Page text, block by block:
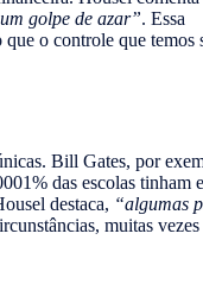
golpe de azar”. Essa
o controle que temos
Bill Gates, por
das escolas tinham
destaca, “algumas
muitas